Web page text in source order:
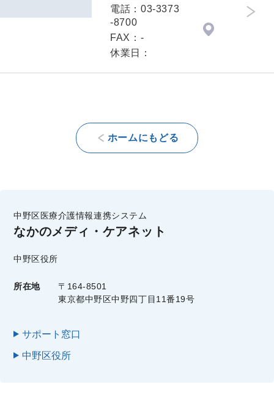
9-17
電話：03-3373
-8700
FAX：-
休業日：
ホームにもどる
中野区医療介護情報連携システム
なかのメディ・ケアネット
中野区役所
所在地
〒164-8501
東京都中野区中野四丁目11番19号
サポート窓口
中野区役所